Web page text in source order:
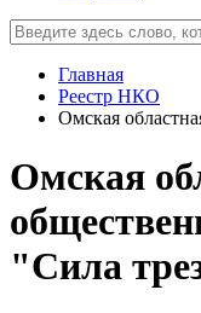
Главная
Реестр НКО
Омская
Омская
"Сила